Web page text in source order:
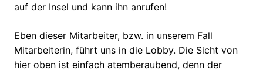
auf der Insel und kann ihn anrufen!
Eben dieser Mitarbeiter, bzw. in unserem Fall
Mitarbeiterin, führt uns in die Lobby. Die Sicht von
hier oben ist einfach atemberaubend, denn der